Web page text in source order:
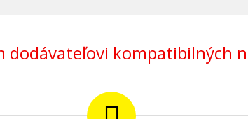
dodávateľovi kompatibilných